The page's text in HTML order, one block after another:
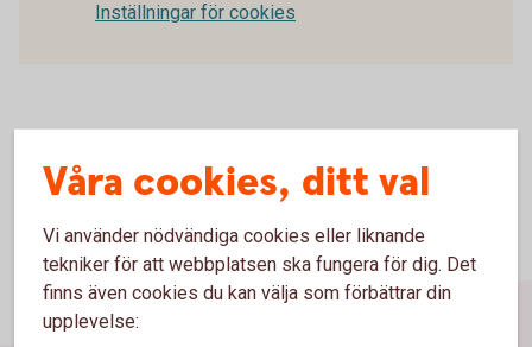
Inställningar för cookies
Våra cookies, ditt val
Vi använder nödvändiga cookies eller liknande
tekniker för att webbplatsen ska fungera för dig. Det
finns även cookies du kan välja som förbättrar din
upplevelse: